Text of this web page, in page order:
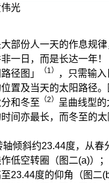
光
部份人一天的作息规
一日，而是长达一年！
径图」
（1）
，只需输
置及当天的太阳路径
和冬至 （2） 呈曲线型
间亦最长，而冬至的
轴倾斜约23.44度，从春
低空转圈（图二(a)）；
23.44度的仰角（图二